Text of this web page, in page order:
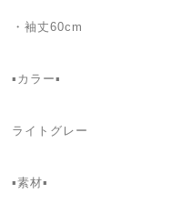
・袖丈60cm
▪カラー▪
ライトグレー
▪素材▪